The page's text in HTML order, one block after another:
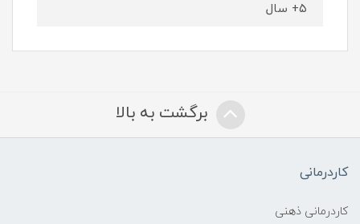
۵+ سال
برگشت به بالا
کاردرمانی
کاردرمانی ذهنی